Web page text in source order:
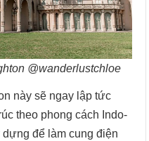
@wanderlustchloe
này sẽ ngay lập tức
theo phong cách Indo-
để làm cung điện